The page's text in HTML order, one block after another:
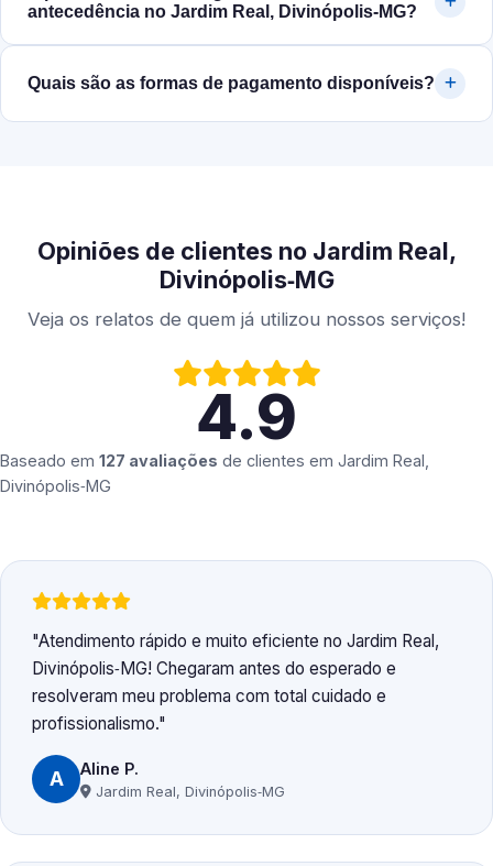
antecedência no Jardim Real, Divinópolis‑MG?
Quais são as formas de pagamento disponíveis?
Opiniões de clientes no Jardim Real,
Divinópolis‑MG
Veja os relatos de quem já utilizou nossos serviços!
4.9
Baseado em 127 avaliações de clientes em Jardim Real,
Divinópolis‑MG
Atendimento rápido e muito eficiente no Jardim Real,
Divinópolis‑MG! Chegaram antes do esperado e
resolveram meu problema com total cuidado e
profissionalismo.
A Aline P.
Jardim Real, Divinópolis‑MG